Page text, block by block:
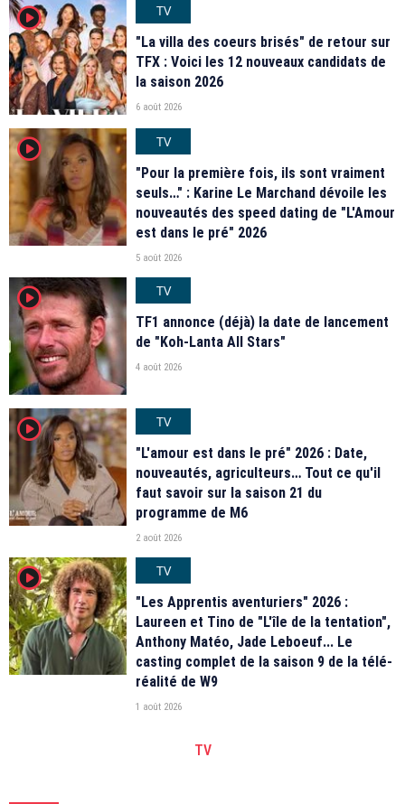
player2
TV
"La villa des coeurs brisés" de retour sur
TFX : Voici les 12 nouveaux candidats de
la saison 2026
6 août 2026
player2
TV
"Pour la première fois, ils sont vraiment
seuls…" : Karine Le Marchand dévoile les
nouveautés des speed dating de "L'Amour
est dans le pré" 2026
5 août 2026
player2
TV
TF1 annonce (déjà) la date de lancement
de "Koh-Lanta All Stars"
4 août 2026
player2
TV
"L'amour est dans le pré" 2026 : Date,
nouveautés, agriculteurs… Tout ce qu'il
faut savoir sur la saison 21 du
programme de M6
2 août 2026
player2
TV
"Les Apprentis aventuriers" 2026 :
Laureen et Tino de "L'île de la tentation",
Anthony Matéo, Jade Leboeuf... Le
casting complet de la saison 9 de la télé-
réalité de W9
1 août 2026
TV